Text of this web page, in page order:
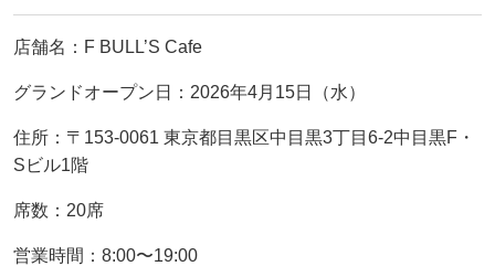
店舗名：F BULL’S Cafe
グランドオープン日：2026年4月15日（水）
住所：〒153-0061 東京都目黒区中目黒3丁目6-2中目黒F・
Sビル1階
席数：20席
営業時間：8:00〜19:00